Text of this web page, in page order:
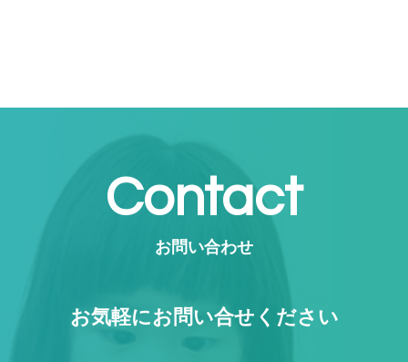
Contact
お問い合わせ
お気軽にお問い合せください